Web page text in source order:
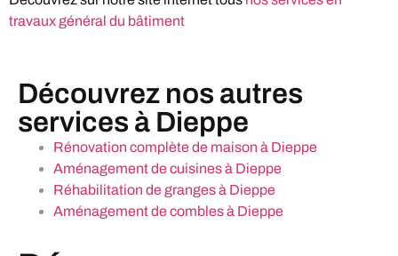
travaux général du bâtiment
Découvrez nos autres
services à Dieppe
Rénovation complète de maison à Dieppe
Aménagement de cuisines à Dieppe
Réhabilitation de granges à Dieppe
Aménagement de combles à Dieppe